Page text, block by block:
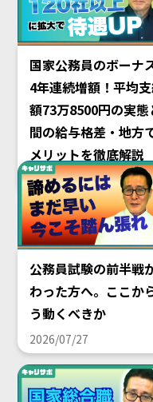
国家公務員のボーナ
4年連続増額！平均
額73万8500円の実態
間の給与格差・地方
メリットを徹底解説
2026/08/02
公務員試験の前半戦
わった方へ。ここか
う動くべきか
2026/07/27